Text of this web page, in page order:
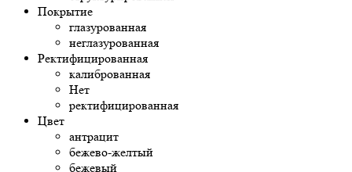
Покрытие
глазурованная
неглазурованная
Ректифицированная
калиброванная
Нет
ректифицированная
Цвет
антрацит
бежево-желтый
бежевый